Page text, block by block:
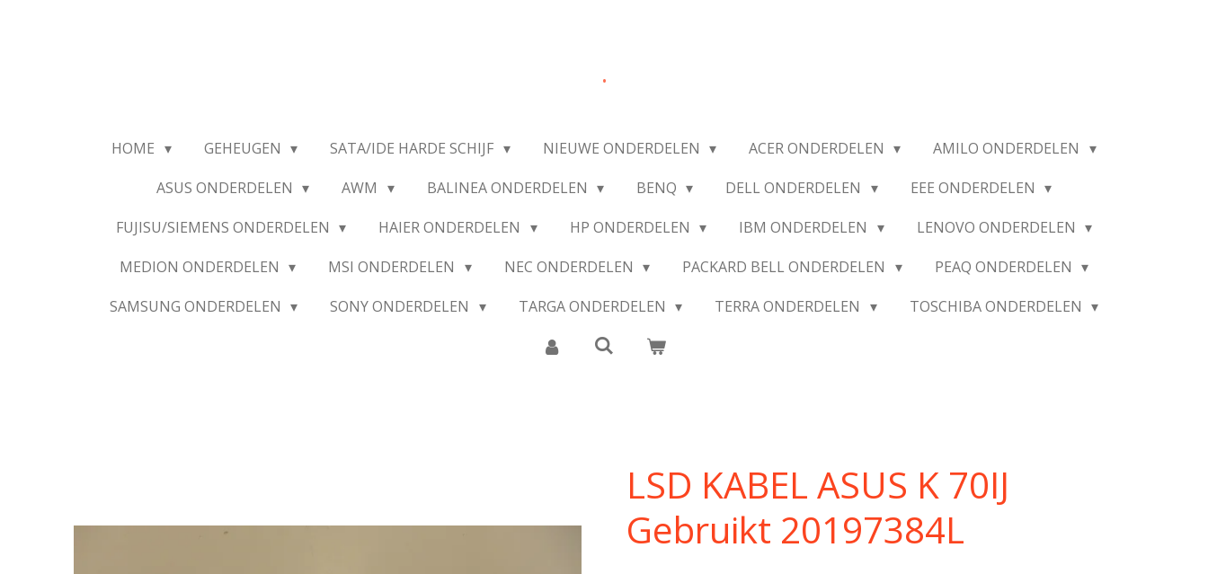
.
HOME GEHEUGEN SATA/IDE HARDE SCHIJF NIEUWE ONDERDELEN ACER ONDERDELEN
AMILO ONDERDELEN
ASUS ONDERDELEN
AWM BALINEA ONDERDELEN BENQ DELL ONDERDELEN
EEE ONDERDELEN
FUJISU/SIEMENS ONDERDELEN
HAIER ONDERDELEN HP ONDERDELEN IBM ONDERDELEN
LENOVO ONDERDELEN
MEDION ONDERDELEN
MSI ONDERDELEN NEC ONDERDELEN PACKARD BELL ONDERDELEN
PEAQ ONDERDELEN
SAMSUNG ONDERDELEN
SONY ONDERDELEN TARGA ONDERDELEN TERRA ONDERDELEN TOSCHIBA ONDERDELEN
LSD KABEL ASUS K 70IJ
Gebruikt 20197384L